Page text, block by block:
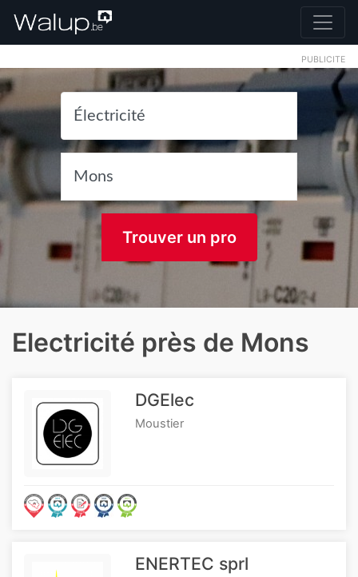
PUBLICITE
Trouver un pro
Electricité près de Mons
DGElec
Moustier
ENERTEC sprl